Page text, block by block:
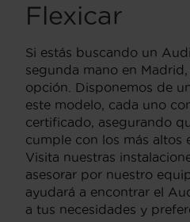
Flexicar
Si estás buscando un
segunda mano en Madrid,
opción. Disponemos de
este modelo, cada uno
certificado, asegurando
cumple con los más altos
Visita nuestras
asesorar por nuestro
ayudará a encontrar el
a tus necesidades y